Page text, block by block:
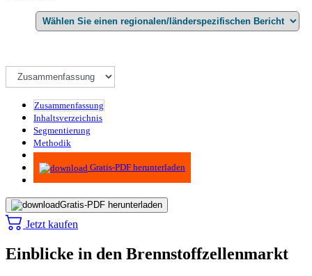
Zusammenfassung
Inhaltsverzeichnis
Segmentierung
Methodik
Infografiken
Gratis-PDF herunterladen
Gratis-PDF herunterladen
Jetzt kaufen
Einblicke in den Brennstoffzellenmarkt